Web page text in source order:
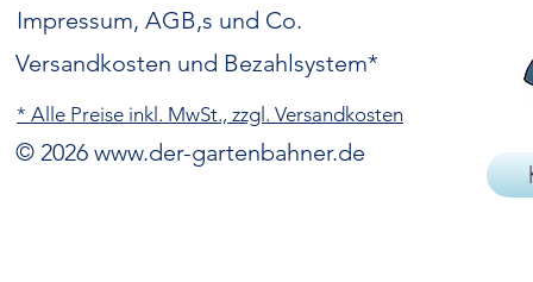
Impressum, AGB,s und Co.
Versandkosten und Bezahlsystem*
* Alle Preise inkl. MwSt., zzgl. Versandkosten
© 2026 www.der-gartenbahner.de